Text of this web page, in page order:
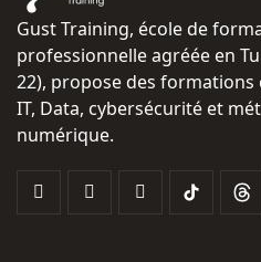
Gust Training, école de
professionnelle agréée en
22), propose des formations
IT, Data, cybersécurité et
numérique.